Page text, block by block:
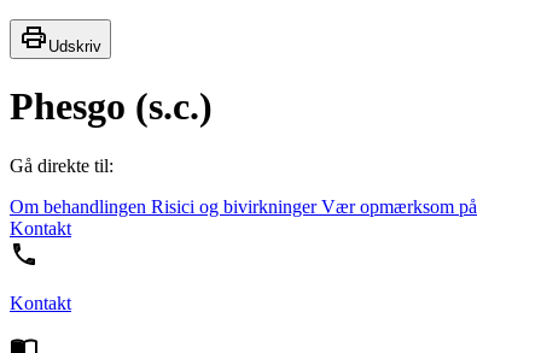
Udskriv
Phesgo (s.c.)
Gå direkte til:
Om behandlingen Risici og bivirkningerVær opmærksom på
Kontakt
Kontakt